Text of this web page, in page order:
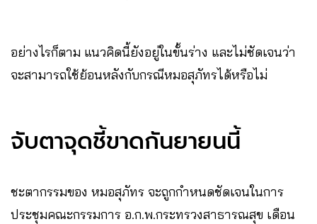
อย่างไรก็ตาม แนวคิดนี้ยังอยู่ในขั้นร่าง และไม่ชัดเจนว่า
จะสามารถใช้ย้อนหลังกับกรณีหมอสุภัทรได้หรือไม่
จับตาจุดชี้ขาดกันยายนนี้
ชะตากรรมของ หมอสุภัทร จะถูกกำหนดชัดเจนในการ
ประชุมคณะกรรมการ อ.ก.พ.กระทรวงสาธารณสุข เดือน